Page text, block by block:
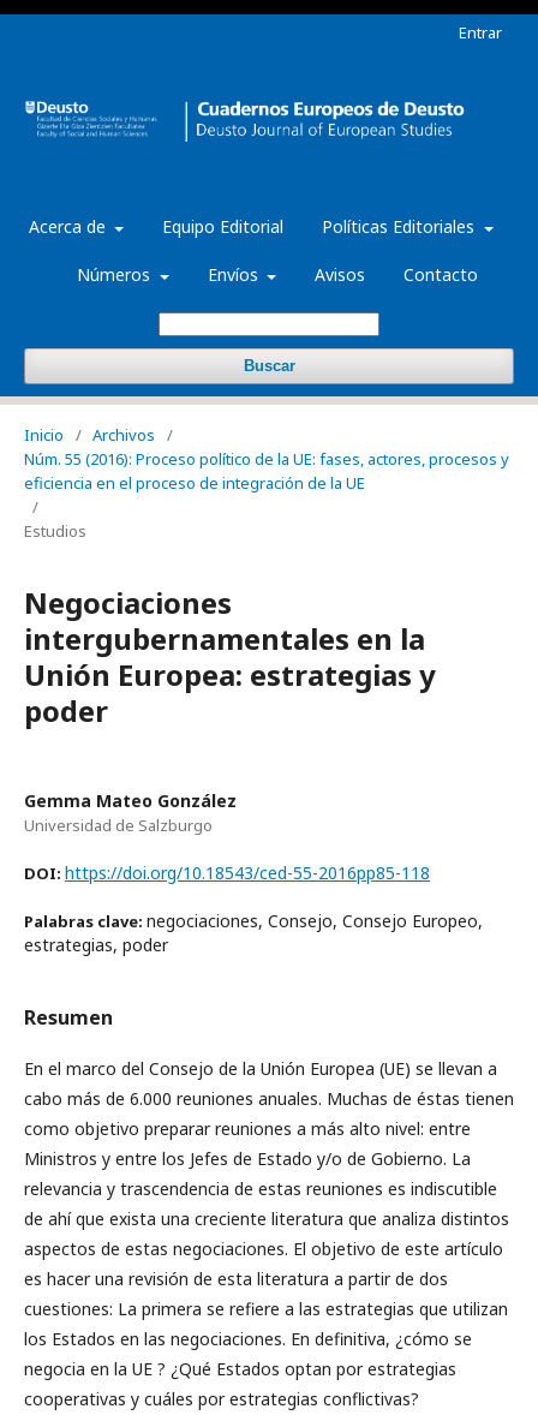
Acerca de Equipo Editorial Políticas Editoriales
Números Envíos Avisos Contacto
Buscar
Entrar
Inicio / Archivos
/
Núm. 55 (2016): Proceso político de la UE: fases, actores, procesos y
eficiencia en el proceso de integración de la UE
/
Estudios
Negociaciones
intergubernamentales en la
Unión Europea: estrategias y
poder
Gemma Mateo González
Universidad de Salzburgo
DOI: https://doi.org/10.18543/ced-55-2016pp85-118
Palabras clave: negociaciones, Consejo, Consejo Europeo,
estrategias, poder
Resumen
En el marco del Consejo de la Unión Europea (UE) se llevan a
cabo más de 6.000 reuniones anuales. Muchas de éstas tienen
como objetivo preparar reuniones a más alto nivel: entre
Ministros y entre los Jefes de Estado y/o de Gobierno. La
relevancia y trascendencia de estas reuniones es indiscutible
de ahí que exista una creciente literatura que analiza distintos
aspectos de estas negociaciones. El objetivo de este artículo
es hacer una revisión de esta literatura a partir de dos
cuestiones: La primera se refiere a las estrategias que utilizan
los Estados en las negociaciones. En definitiva, ¿cómo se
negocia en la UE ? ¿Qué Estados optan por estrategias
cooperativas y cuáles por estrategias conflictivas?